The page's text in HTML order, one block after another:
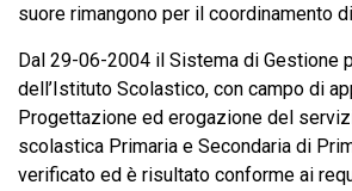
suore rimangono per il coordinamento
Dal 29-06-2004 il Sistema di Gestione
dell’Istituto Scolastico, con campo di
Progettazione ed erogazione del
scolastica Primaria e Secondaria di
verificato ed è risultato conforme ai